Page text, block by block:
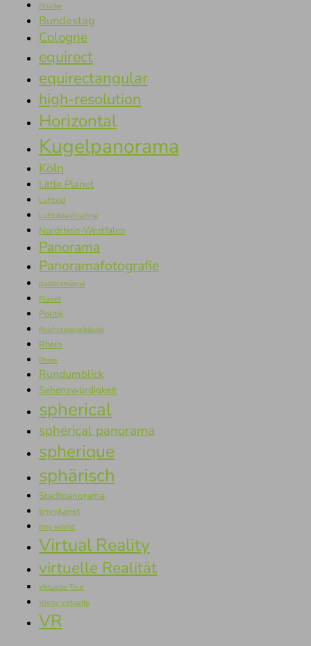
Brücke
Bundestag
Cologne
equirect
equirectangular
high-resolution
Horizontal
Kugelpanorama
Köln
Little Planet
Luftbild
Luftbildaufnahme
Nordrhein-Westfalen
Panorama
Panoramafotografie
panoramique
Planet
Politik
Reichstagsgebäude
Rhein
Rhine
Rundumblick
Sehenswürdigkeit
spherical
spherical panorama
spherique
sphärisch
Stadtpanorama
tiny planet
tiny world
Virtual Reality
virtuelle Realität
Virtuelle Tour
Visite virtuelle
VR